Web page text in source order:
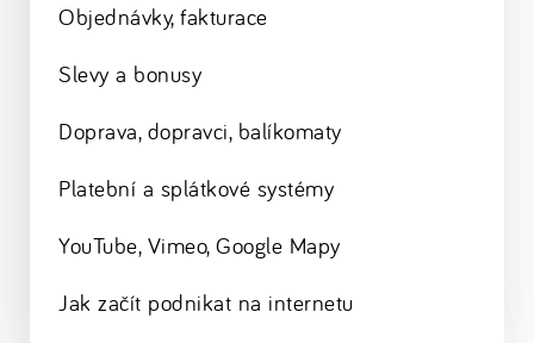
Objednávky, fakturace
Slevy a bonusy
Doprava, dopravci, balíkomaty
Platební a splátkové systémy
YouTube, Vimeo, Google Mapy
Jak začít podnikat na internetu